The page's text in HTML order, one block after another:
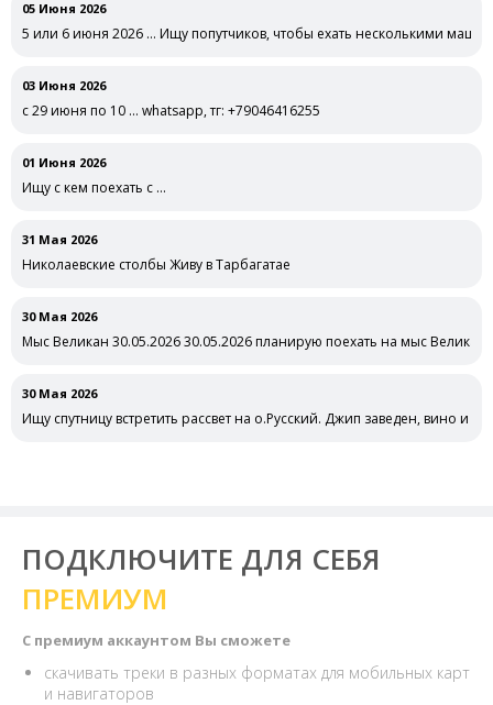
05 Июня 2026
5 или 6 июня 2026 … Ищу попутчиков, чтобы ехать несколькими
03 Июня 2026
с 29 июня по 10 … whatsapp, тг: +79046416255
01 Июня 2026
Ищу с кем поехать с …
31 Мая 2026
Николаевские столбы Живу в Тарбагатае
30 Мая 2026
Мыс Великан 30.05.2026 30.05.2026 планирую поехать на мыс
30 Мая 2026
Ищу спутницу встретить рассвет на о.Русский. Джип заведен, вино и
ПОДКЛЮЧИТЕ ДЛЯ СЕБЯ
ПРЕМИУМ
С премиум аккаунтом Вы сможете
скачивать треки в разных форматах для мобильных карт
и навигаторов